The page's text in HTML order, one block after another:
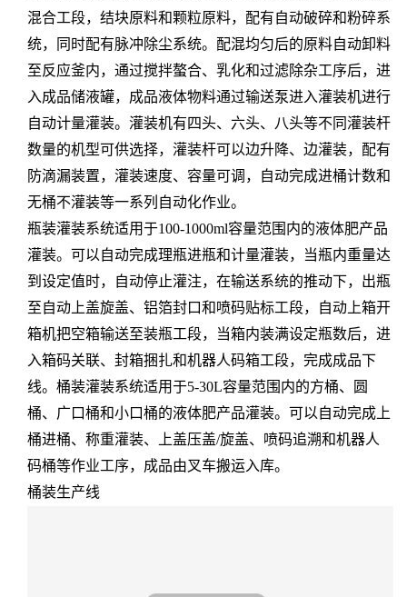
混合工段，结块原料和颗粒原料，配有自动破碎和粉碎系
统，同时配有脉冲除尘系统。配混均匀后的原料自动卸料
至反应釜内，通过搅拌螯合、乳化和过滤除杂工序后，进
入成品储液罐，成品液体物料通过输送泵进入灌装机进行
自动计量灌装。灌装机有四头、六头、八头等不同灌装杆
数量的机型可供选择，灌装杆可以边升降、边灌装，配有
防滴漏装置，灌装速度、容量可调，自动完成进桶计数和
无桶不灌装等一系列自动化作业。
瓶装灌装系统适用于100-1000ml容量范围内的液体肥产品
灌装。可以自动完成理瓶进瓶和计量灌装，当瓶内重量达
到设定值时，自动停止灌注，在输送系统的推动下，出瓶
至自动上盖旋盖、铝箔封口和喷码贴标工段，自动上箱开
箱机把空箱输送至装瓶工段，当箱内装满设定瓶数后，进
入箱码关联、封箱捆扎和机器人码箱工段，完成成品下
线。桶装灌装系统适用于5-30L容量范围内的方桶、圆
桶、广口桶和小口桶的液体肥产品灌装。可以自动完成上
桶进桶、称重灌装、上盖压盖/旋盖、喷码追溯和机器人
码桶等作业工序，成品由叉车搬运入库。
桶装生产线